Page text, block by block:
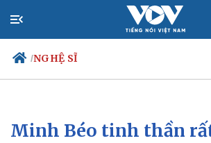
/NGHỆ SĨ
Chính trị
Xã hội
Minh Béo tinh thần